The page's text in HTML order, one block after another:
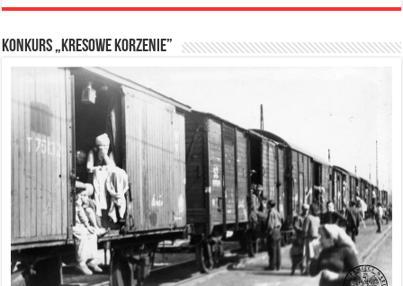
Konkurs „Kresowe Korzenie”